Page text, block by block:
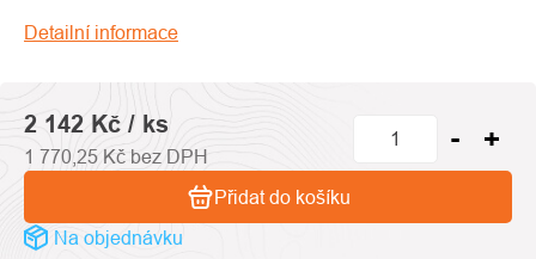
z
hvězdiček.
Detailní informace
2 142 Kč / ks
1 770,25 Kč bez DPH
Na objednávku
Přidat do košíku